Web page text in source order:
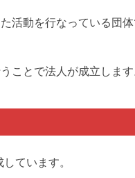
活動を行なっている団
ことで法人が成立します
ています。